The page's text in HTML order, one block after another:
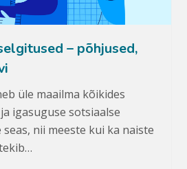
– põhjused,
üle maailma kõikides
igasuguse sotsiaalse
nii meeste kui ka naiste